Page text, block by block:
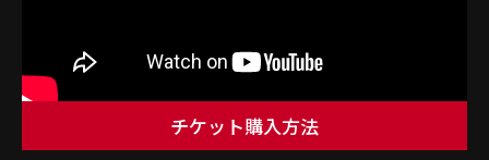
チケット購入方法